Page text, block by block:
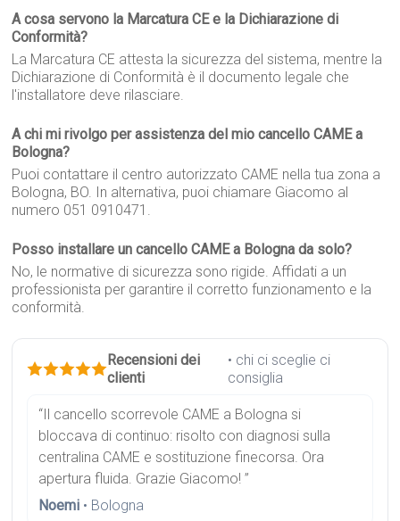
A cosa servono la Marcatura CE e la Dichiarazione di
Conformità?
La Marcatura CE attesta la sicurezza del sistema, mentre la
Dichiarazione di Conformità è il documento legale che
l'installatore deve rilasciare.
A chi mi rivolgo per assistenza del mio cancello CAME a
Bologna?
Puoi contattare il centro autorizzato CAME nella tua zona a
Bologna, BO. In alternativa, puoi chiamare Giacomo al
numero 051 0910471.
Posso installare un cancello CAME a Bologna da solo?
No, le normative di sicurezza sono rigide. Affidati a un
professionista per garantire il corretto funzionamento e la
conformità.
Recensioni dei
clienti
• chi ci sceglie ci
consiglia
“Il cancello scorrevole CAME a Bologna si
bloccava di continuo: risolto con diagnosi sulla
centralina CAME e sostituzione finecorsa. Ora
apertura fluida. Grazie Giacomo! ”
Noemi • Bologna